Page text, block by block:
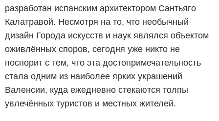
разработан испанским архитектором Сантьяго
Калатравой. Несмотря на то, что необычный
дизайн Города искусств и наук являлся объектом
оживлённых споров, сегодня уже никто не
поспорит с тем, что эта достопримечательность
стала одним из наиболее ярких украшений
Валенсии, куда ежедневно стекаются толпы
увлечённых туристов и местных жителей.